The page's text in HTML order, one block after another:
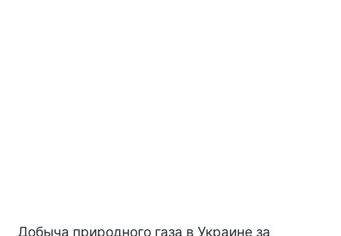
Добыча природного газа в Украине за